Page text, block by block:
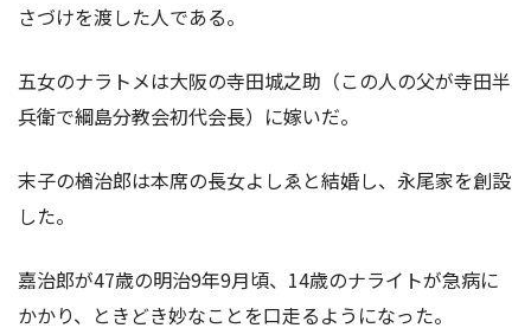
さづけを渡した人である。
五女のナラトメは大阪の寺田城之助（この人の父が寺田半
兵衛で綱島分教会初代会長）に嫁いだ。
末子の楢治郎は本席の長女よしゑと結婚し、永尾家を創設
した。
嘉治郎が47歳の明治9年9月頃、14歳のナライトが急病に
かかり、ときどき妙なことを口走るようになった。